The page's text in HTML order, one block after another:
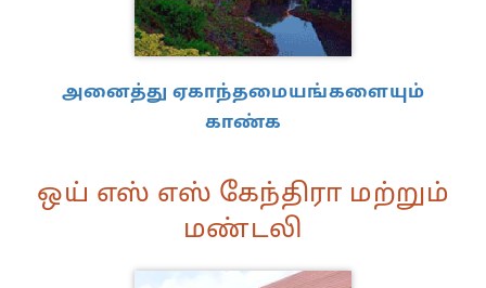
அனைத்து ஏகாந்தமையங்களையும்
காண்க
ஒய் எஸ் எஸ் கேந்திரா மற்றும்
மண்டலி